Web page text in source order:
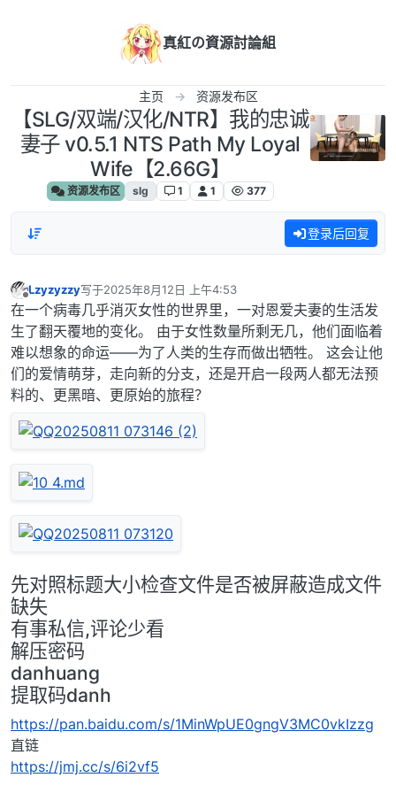
真紅の資源討論組
主页 资源发布区
【SLG/双端/汉化/NTR】我的忠诚
妻子 v0.5.1 NTS Path My Loyal
Wife【2.66G】
资源发布区 slg 1 1 377
登录后回复
离线
Lzyzyzzy写于2025年8月12日 上午4:53
最后由 编辑
在一个病毒几乎消灭女性的世界里，一对恩爱夫妻的生活发
生了翻天覆地的变化。 由于女性数量所剩无几，他们面临着
难以想象的命运——为了人类的生存而做出牺牲。 这会让他
们的爱情萌芽，走向新的分支，还是开启一段两人都无法预
料的、更黑暗、更原始的旅程？
先对照标题大小检查文件是否被屏蔽造成文件
缺失
有事私信,评论少看
解压密码
danhuang
提取码danh
https://pan.baidu.com/s/1MinWpUE0gngV3MC0vkIzzg
直链
https://jmj.cc/s/6i2vf5